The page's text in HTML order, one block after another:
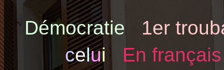
Démocratie
1er
celui
En français